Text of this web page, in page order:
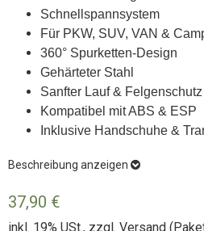
Schnellspannsystem
Für PKW, SUV, VAN &
360° Spurketten-Design
Gehärteter Stahl
Sanfter Lauf & Felgenschutz
Kompatibel mit ABS & ESP
Inklusive Handschuhe &
Beschreibung anzeigen
37,90 €
inkl. 19% USt., zzgl. Versand